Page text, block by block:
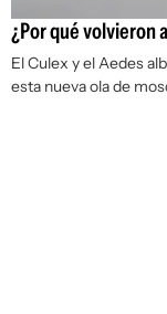
¿Por qué volvieron
El Culex y el Aedes
esta nueva ola de